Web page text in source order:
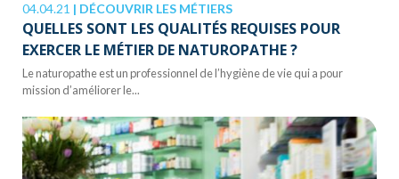
04.04.21 | DÉCOUVRIR LES MÉTIERS
QUELLES SONT LES QUALITÉS REQUISES POUR
EXERCER LE MÉTIER DE NATUROPATHE ?
Le naturopathe est un professionnel de l’hygiène de vie qui a pour
mission d’améliorer le...